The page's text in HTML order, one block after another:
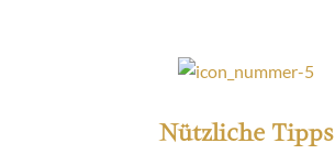
Nützliche Tipps